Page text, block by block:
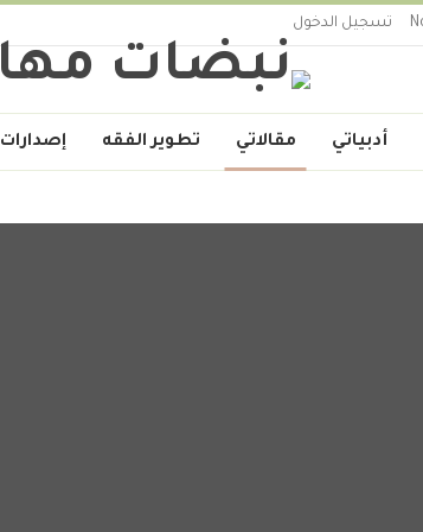
تسجيل الدخول
أدبياتي مقالاتي تطوير الفقه إصدارات